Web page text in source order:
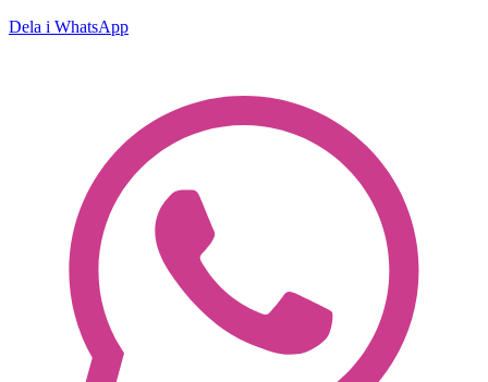
Dela i WhatsApp